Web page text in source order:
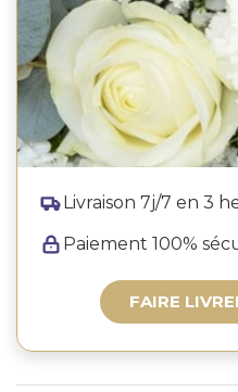
Livraison 7j/7 en 3
Paiement 100%
FAIRE